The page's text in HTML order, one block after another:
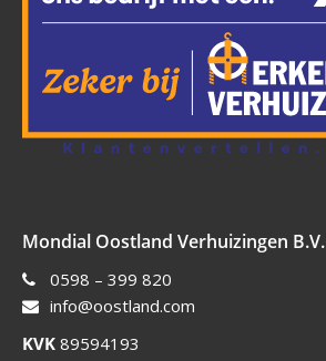
Mondial Oostland Verhuizingen B.V.
0598 – 399 820
info@oostland.com
KVK 89594193